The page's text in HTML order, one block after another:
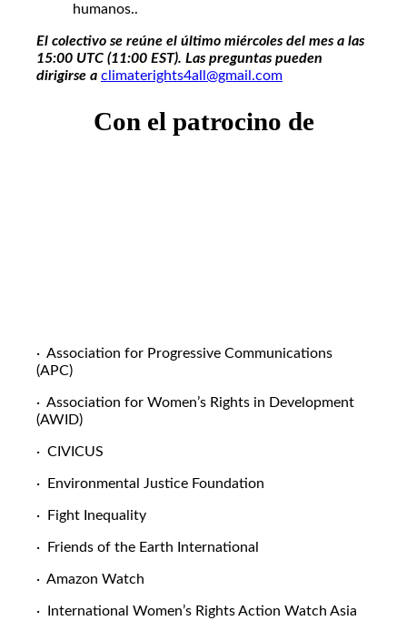
humanos..
El colectivo se reúne el último miércoles del mes a las
15:00 UTC (11:00 EST). Las preguntas pueden
dirigirse a climaterights4all@gmail.com
Con el patrocino de
· Association for Progressive Communications
(APC)
· Association for Women’s Rights in Development
(AWID)
· CIVICUS
· Environmental Justice Foundation
· Fight Inequality
· Friends of the Earth International
· Amazon Watch
· International Women’s Rights Action Watch Asia